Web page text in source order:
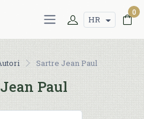
HR
0
Sartre Jean Paul
Paul